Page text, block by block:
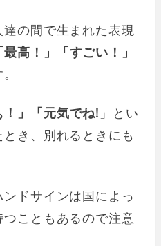
の間で生まれた表現
高！」「すごい！」
！」「元気でね! 」とい
き、別れるときにも
ドサインは国によっ
こともあるので注意